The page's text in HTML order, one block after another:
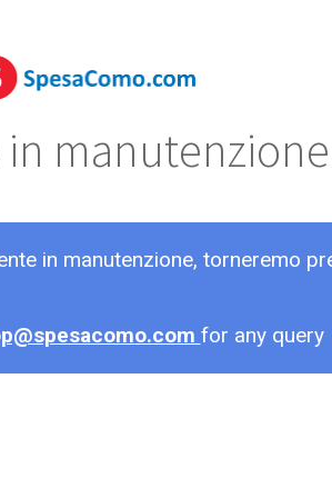
manutenzione
in manutenzione, torneremo
for any query